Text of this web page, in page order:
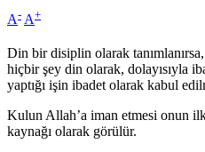
A- A+
Din bir disiplin olarak
hiçbir şey din olarak, dolayısıyla
yaptığı işin ibadet olarak kabul
Kulun Allah’a iman etmesi onun
kaynağı olarak görülür.